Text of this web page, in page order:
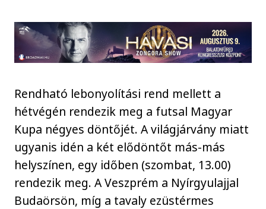
Rendható lebonyolítási rend mellett a
hétvégén rendezik meg a futsal Magyar
Kupa négyes döntőjét. A világjárvány miatt
ugyanis idén a két elődöntőt más-más
helyszínen, egy időben (szombat, 13.00)
rendezik meg. A Veszprém a Nyírgyulajjal
Budaörsön, míg a tavaly ezüstérmes